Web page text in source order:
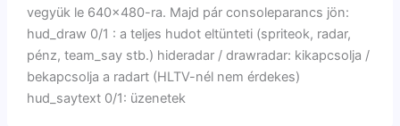
vegyük le 640×480-ra. Majd pár consoleparancs jön:
hud_draw 0/1 : a teljes hudot eltünteti (spriteok, radar,
pénz, team_say stb.) hideradar / drawradar: kikapcsolja /
bekapcsolja a radart (HLTV-nél nem érdekes)
hud_saytext 0/1: üzenetek